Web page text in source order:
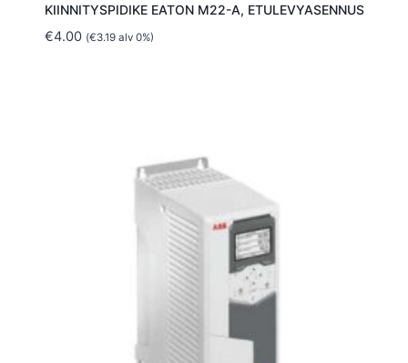
KIINNITYSPIDIKE EATON M22-A, ETULEVYASENNUS
€4.00 (€3.19alv 0%)